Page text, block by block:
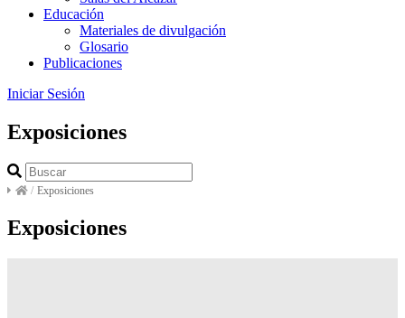
Educación
Materiales de divulgación
Glosario
Publicaciones
Iniciar Sesión
Exposiciones
/ Exposiciones
Exposiciones